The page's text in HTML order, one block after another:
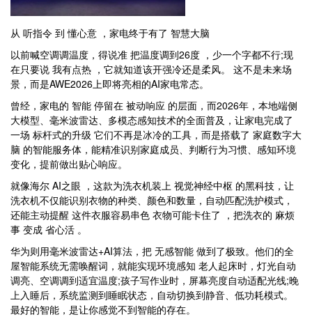
从 听指令 到 懂心意 ，家电终于有了 智慧大脑
以前喊空调调温度，得说准 把温度调到26度 ，少一个字都不行;现
在只要说 我有点热 ，它就知道该开强冷还是柔风。 这不是未来场
景，而是AWE2026上即将亮相的AI家电常态。
曾经，家电的 智能 停留在 被动响应 的层面，而2026年，本地端侧
大模型、毫米波雷达、多模态感知技术的全面普及，让家电完成了
一场 标杆式的升级 它们不再是冰冷的工具，而是搭载了 家庭数字大
脑 的智能服务体，能精准识别家庭成员、判断行为习惯、感知环境
变化，提前做出贴心响应。
就像海尔 AI之眼 ，这款为洗衣机装上 视觉神经中枢 的黑科技，让
洗衣机不仅能识别衣物的种类、颜色和数量，自动匹配洗护模式，
还能主动提醒 这件衣服容易串色 衣物可能卡住了 ，把洗衣的 麻烦
事 变成 省心活 。
华为则用毫米波雷达+AI算法，把 无感智能 做到了极致。他们的全
屋智能系统无需唤醒词，就能实现环境感知 老人起床时，灯光自动
调亮、空调调到适宜温度;孩子写作业时，屏幕亮度自动适配光线;晚
上入睡后，系统监测到睡眠状态，自动切换到静音、低功耗模式。
最好的智能，是让你感觉不到智能的存在。